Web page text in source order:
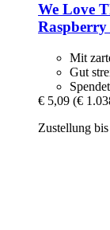
We Love
Raspberry
Mit
Gut
€ 5,09 (€
Zustellung